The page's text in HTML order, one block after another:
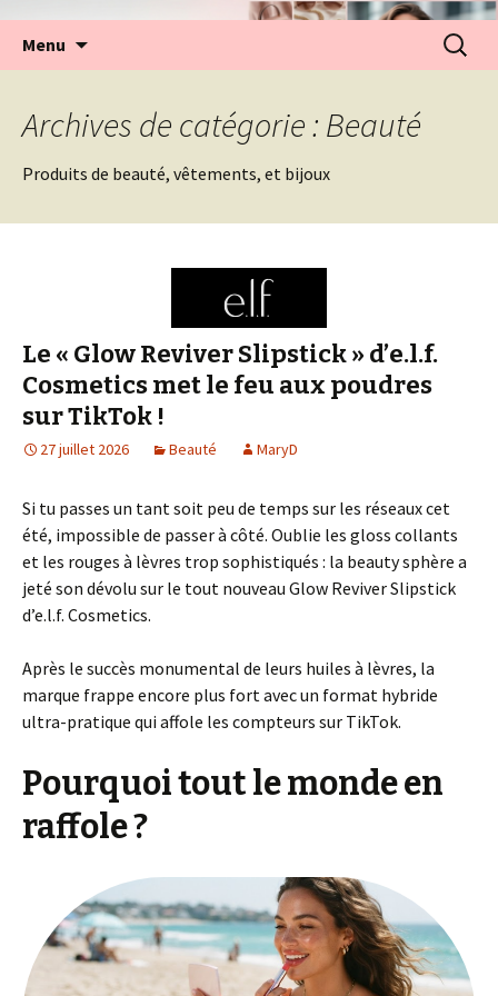
Menu
Archives de catégorie : Beauté
Produits de beauté, vêtements, et bijoux
Le « Glow Reviver Slipstick » d’e.l.f.
Cosmetics met le feu aux poudres
sur TikTok !
27 juillet 2026 Beauté MaryD
Si tu passes un tant soit peu de temps sur les réseaux cet
été, impossible de passer à côté. Oublie les gloss collants
et les rouges à lèvres trop sophistiqués : la beauty sphère a
jeté son dévolu sur le tout nouveau Glow Reviver Slipstick
d’e.l.f. Cosmetics.
Après le succès monumental de leurs huiles à lèvres, la
marque frappe encore plus fort avec un format hybride
ultra-pratique qui affole les compteurs sur TikTok.
Pourquoi tout le monde en
raffole ?